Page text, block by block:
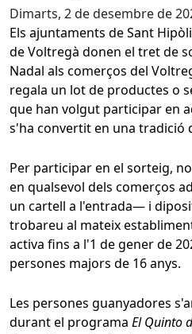
Dimarts, 2 de desembre de
Els ajuntaments de Sant
de Voltregà donen el tret de
Nadal als comerços del
regala un lot de productes o
que han volgut participar en
s'ha convertit en una tradició
Per participar en el sorteig,
en qualsevol dels comerços
un cartell a l'entrada— i
trobareu al mateix
activa fins a l'1 de gener de
persones majors de 16 anys.
Les persones guanyadores
durant el programa El Quinto